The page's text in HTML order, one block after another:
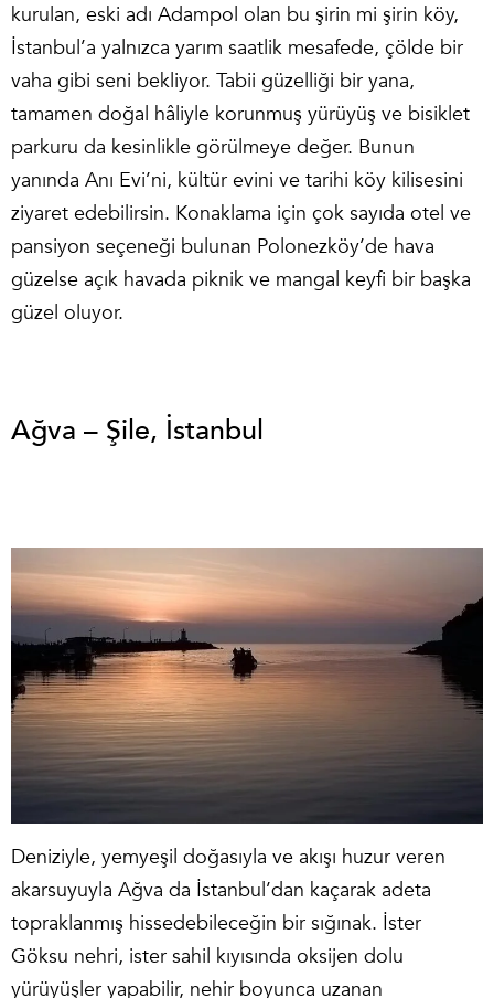
kurulan, eski adı Adampol olan bu şirin mi şirin köy,
İstanbul’a yalnızca yarım saatlik mesafede, çölde bir
vaha gibi seni bekliyor. Tabii güzelliği bir yana,
tamamen doğal hâliyle korunmuş yürüyüş ve bisiklet
parkuru da kesinlikle görülmeye değer. Bunun
yanında Anı Evi’ni, kültür evini ve tarihi köy kilisesini
ziyaret edebilirsin. Konaklama için çok sayıda otel ve
pansiyon seçeneği bulunan Polonezköy’de hava
güzelse açık havada piknik ve mangal keyfi bir başka
güzel oluyor.
Ağva – Şile, İstanbul
Deniziyle, yemyeşil doğasıyla ve akışı huzur veren
akarsuyuyla Ağva da İstanbul’dan kaçarak adeta
topraklanmış hissedebileceğin bir sığınak. İster
Göksu nehri, ister sahil kıyısında oksijen dolu
yürüyüşler yapabilir, nehir boyunca uzanan